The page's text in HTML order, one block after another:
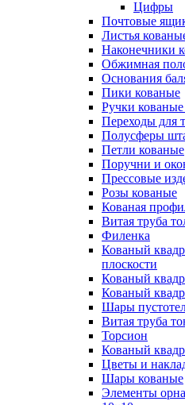
Цифры
Почтовые
Листья
Наконечники
Обжимная
Основания
Пики кованые
Ручки
Переходы для
Полусферы
Петли кованые
Поручни и
Прессовые
Розы кованые
Кованая
Витая труба
Филенка
Кованый
плоскости
Кованый
Кованый
Шары
Витая труба
Торсион
Кованый
Цветы и
Шары кованые
Элементы